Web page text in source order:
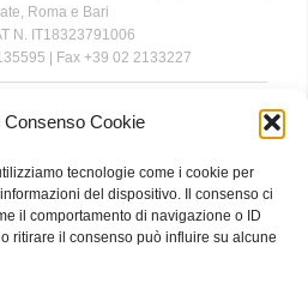
Cookie
tecnologie come i cookie per
del dispositivo. Il consenso ci
il comportamento di navigazione o ID
ritirare il consenso può influire su alcune
Roma e Bari
N. IT18323791006
| Fax +39 02 2133227
this website is for general information
information up to date and correct, we
of any kind, express or implied,
reliability, suitability or availability
the information, products, services, or
on the website for any purpose. Any